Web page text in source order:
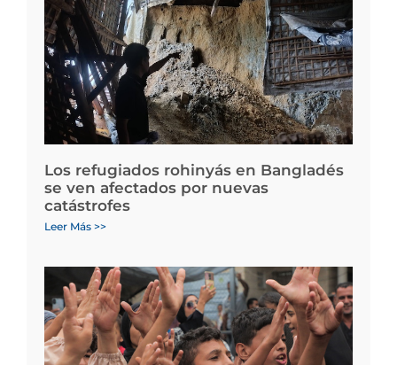
Los refugiados rohinyás en Bangladés
se ven afectados por nuevas
catástrofes
Leer Más >>